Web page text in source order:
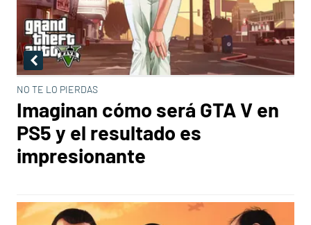
NO TE LO PIERDAS
Imaginan cómo será GTA V en
PS5 y el resultado es
impresionante